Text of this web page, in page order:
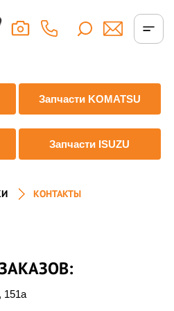
Запчасти KOMATSU
Запчасти ISUZU
КОНТАКТЫ
151а